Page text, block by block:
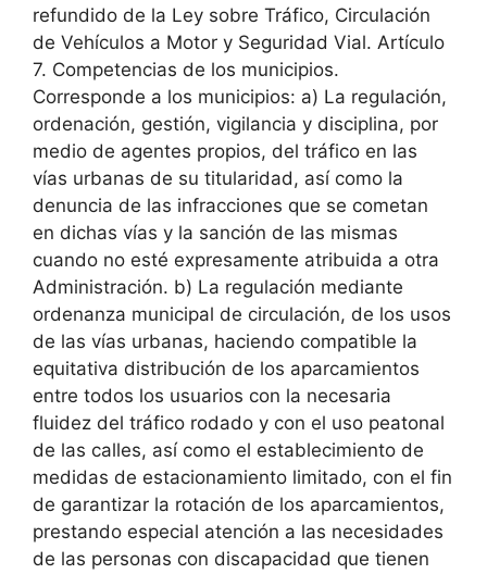
refundido de la Ley sobre Tráfico, Circulación
de Vehículos a Motor y Seguridad Vial. Artículo
7. Competencias de los municipios.
Corresponde a los municipios: a) La regulación,
ordenación, gestión, vigilancia y disciplina, por
medio de agentes propios, del tráfico en las
vías urbanas de su titularidad, así como la
denuncia de las infracciones que se cometan
en dichas vías y la sanción de las mismas
cuando no esté expresamente atribuida a otra
Administración. b) La regulación mediante
ordenanza municipal de circulación, de los usos
de las vías urbanas, haciendo compatible la
equitativa distribución de los aparcamientos
entre todos los usuarios con la necesaria
fluidez del tráfico rodado y con el uso peatonal
de las calles, así como el establecimiento de
medidas de estacionamiento limitado, con el fin
de garantizar la rotación de los aparcamientos,
prestando especial atención a las necesidades
de las personas con discapacidad que tienen